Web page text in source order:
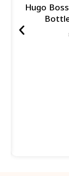
הוגו בוס בוטלד ביונד לאישה אדפ – Hugo Boss